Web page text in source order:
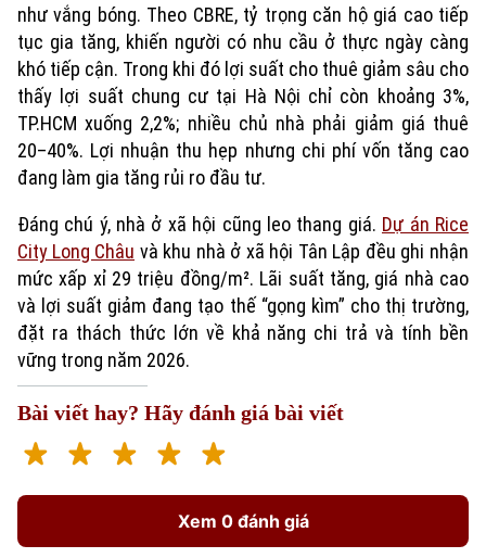
Xu hướng
như vắng bóng. Theo CBRE, tỷ trọng căn hộ giá cao tiếp
tục gia tăng, khiến người có nhu cầu ở thực ngày càng
khó tiếp cận. Trong khi đó lợi suất cho thuê giảm sâu cho
thấy lợi suất chung cư tại Hà Nội chỉ còn khoảng 3%,
TP.HCM xuống 2,2%; nhiều chủ nhà phải giảm giá thuê
20–40%. Lợi nhuận thu hẹp nhưng chi phí vốn tăng cao
đang làm gia tăng rủi ro đầu tư.
Đáng chú ý, nhà ở xã hội cũng leo thang giá. Dự án Rice
City Long Châu và khu nhà ở xã hội Tân Lập đều ghi nhận
mức xấp xỉ 29 triệu đồng/m². Lãi suất tăng, giá nhà cao
và lợi suất giảm đang tạo thế “gọng kìm” cho thị trường,
đặt ra thách thức lớn về khả năng chi trả và tính bền
vững trong năm 2026.
Bài viết hay? Hãy đánh giá bài viết
Xem 0 đánh giá